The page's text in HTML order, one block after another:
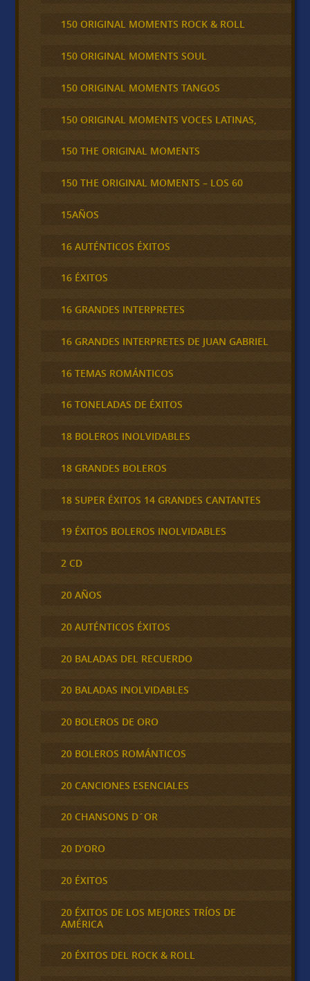
150 ORIGINAL MOMENTS ROCK & ROLL
150 ORIGINAL MOMENTS SOUL
150 ORIGINAL MOMENTS TANGOS
150 ORIGINAL MOMENTS VOCES LATINAS,
150 THE ORIGINAL MOMENTS
150 THE ORIGINAL MOMENTS – LOS 60
15AÑOS
16 AUTÉNTICOS ÉXITOS
16 ÉXITOS
16 GRANDES INTERPRETES
16 GRANDES INTERPRETES DE JUAN GABRIEL
16 TEMAS ROMÁNTICOS
16 TONELADAS DE ÉXITOS
18 BOLEROS INOLVIDABLES
18 GRANDES BOLEROS
18 SUPER ÉXITOS 14 GRANDES CANTANTES
19 ÉXITOS BOLEROS INOLVIDABLES
2 CD
20 AÑOS
20 AUTÉNTICOS ÉXITOS
20 BALADAS DEL RECUERDO
20 BALADAS INOLVIDABLES
20 BOLEROS DE ORO
20 BOLEROS ROMÁNTICOS
20 CANCIONES ESENCIALES
20 CHANSONS D´OR
20 D'ORO
20 ÉXITOS
20 ÉXITOS DE LOS MEJORES TRÍOS DE
AMÉRICA
20 ÉXITOS DEL ROCK & ROLL